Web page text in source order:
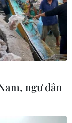
ngư dân